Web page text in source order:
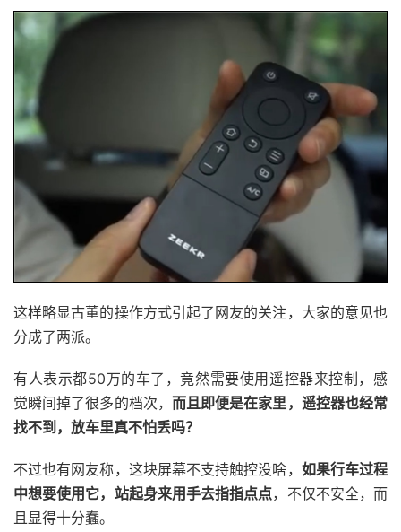
这样略显古董的操作方式引起了网友的关注，大家的意见也
分成了两派。
有人表示都50万的车了，竟然需要使用遥控器来控制，感
觉瞬间掉了很多的档次， 而且即便是在家里，遥控器也经常
找不到，放车里真不怕丢吗？
不过也有网友称，这块屏幕不支持触控没啥， 如果行车过程
中想要使用它，站起身来用手去指指点点，不仅不安全，而
且显得十分蠢。